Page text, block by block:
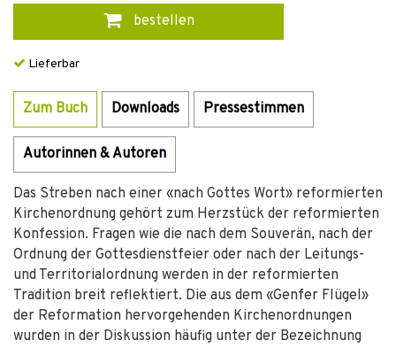
bestellen
Lieferbar
Zum Buch Downloads Pressestimmen
Autorinnen & Autoren
Das Streben nach einer «nach Gottes Wort» reformierten
Kirchenordnung gehört zum Herzstück der reformierten
Konfession. Fragen wie die nach dem Souverän, nach der
Ordnung der Gottesdienstfeier oder nach der Leitungs-
und Territorialordnung werden in der reformierten
Tradition breit reflektiert. Die aus dem «Genfer Flügel»
der Reformation hervorgehenden Kirchenordnungen
wurden in der Diskussion häufig unter der Bezeichnung